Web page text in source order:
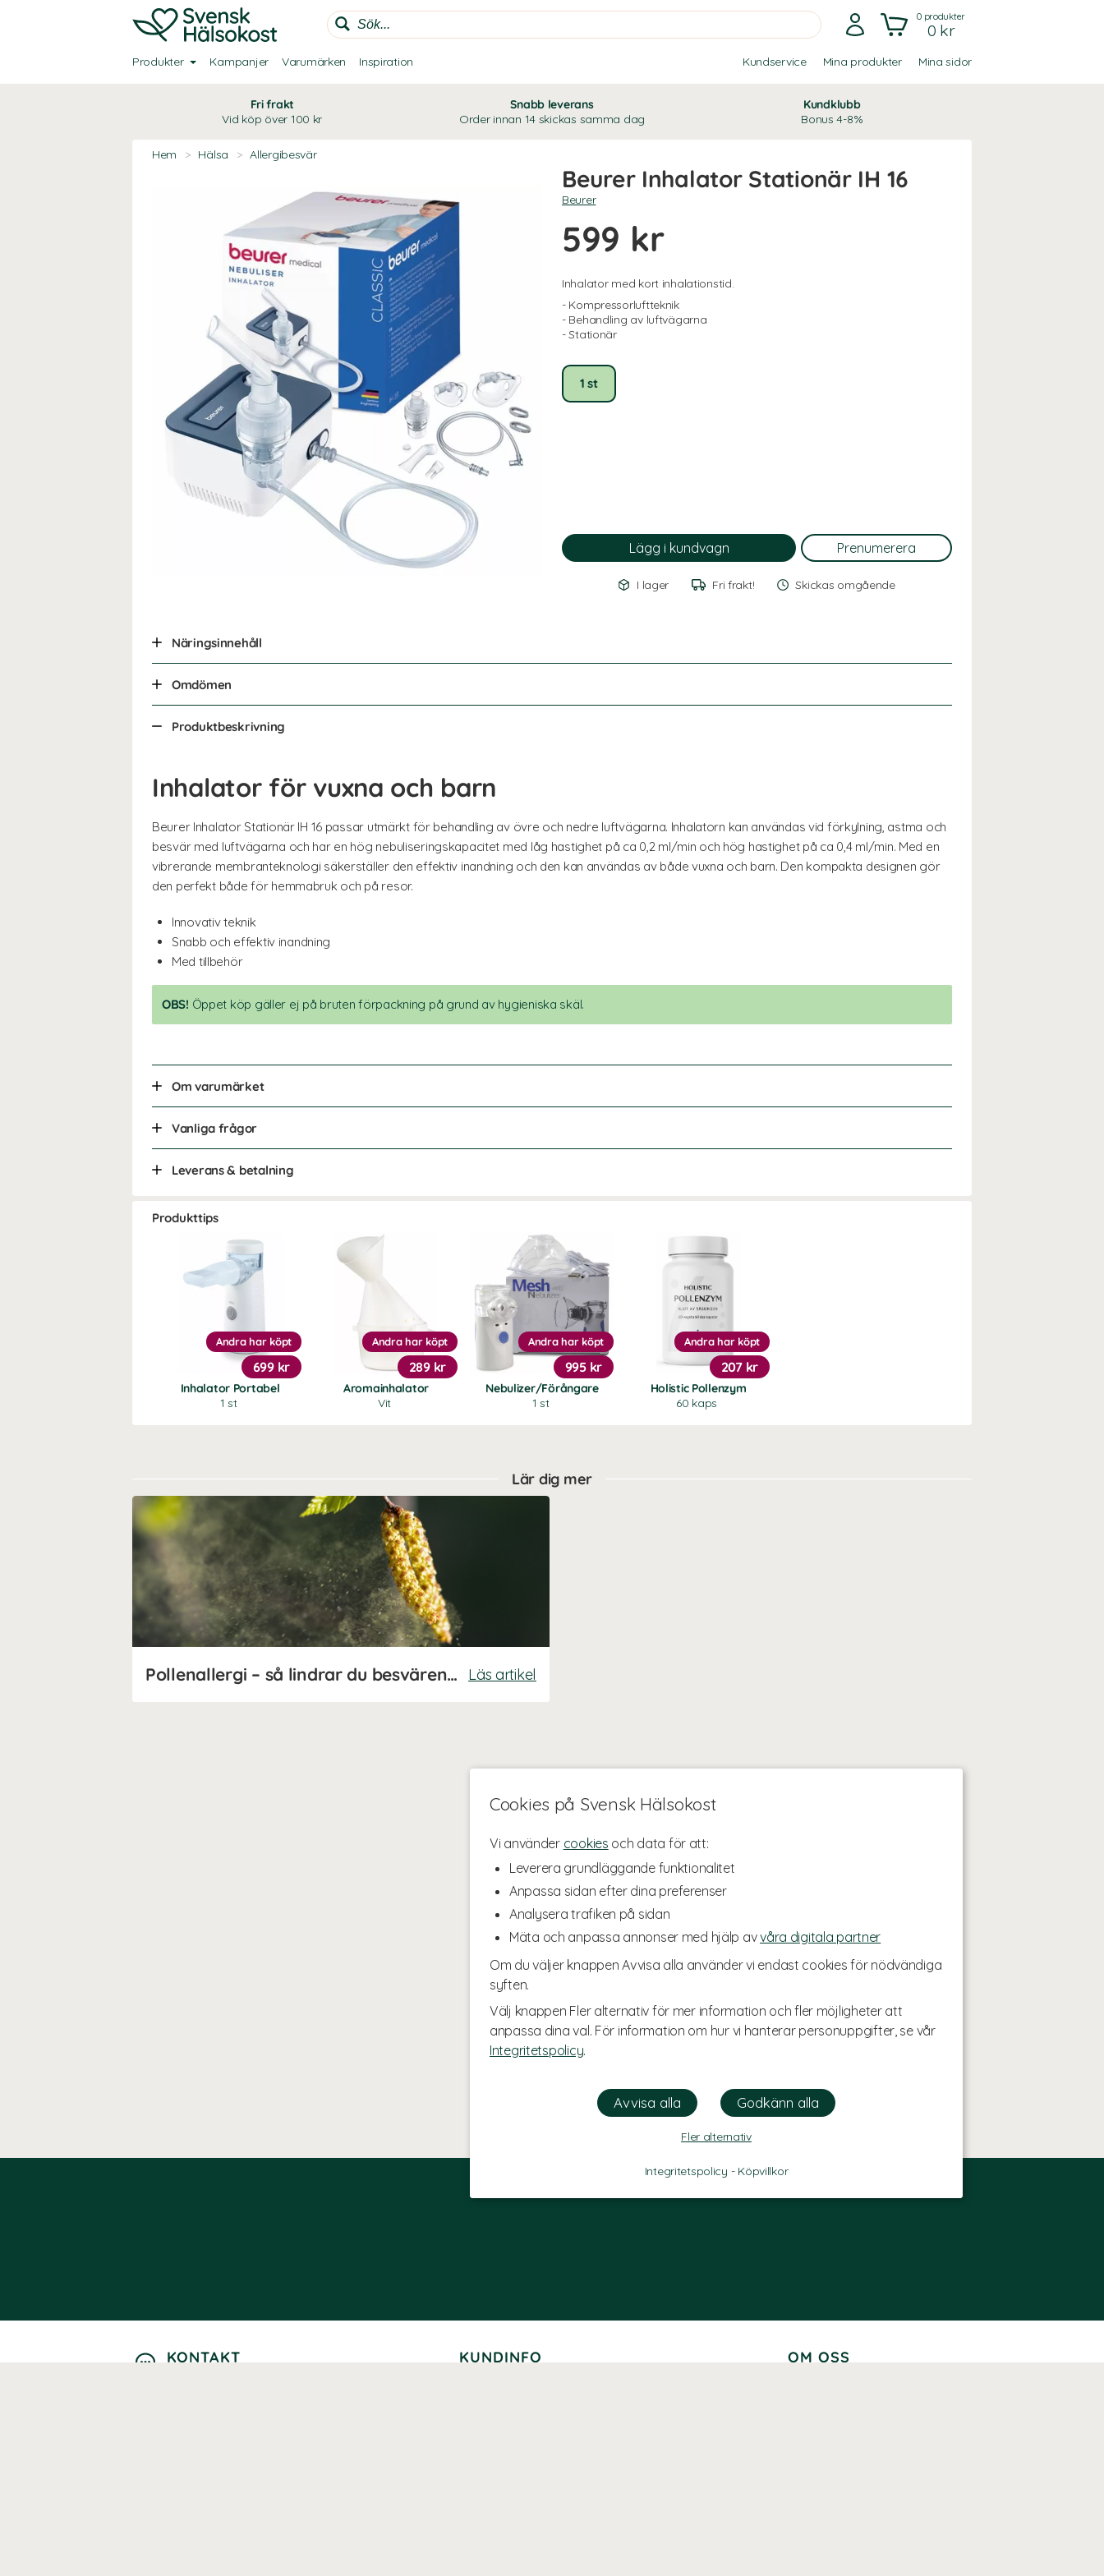
Cookies på Svensk Hälsokost
Vi använder cookies och data för att:
Leverera grundläggande funktionalitet
Anpassa sidan efter dina preferenser
Analysera trafiken på sidan
Mäta och anpassa annonser med hjälp avvåra digitala partner
Om du väljer knappen Avvisa alla använder vi endast cookies för nödvändiga
syften.
Välj knappen Fler alternativ för mer information och fler möjligheter att
anpassa dina val. För information om hur vi hanterar personuppgifter, se vår
Integritetspolicy.
Fler alternativ
Integritetspolicy - Köpvillkor
0produkter
0 kr
Produkter Kampanjer Varumärken Inspiration Kundservice Mina produkter Mina sidor
Fri frakt
Vid köp över 100 kr
Snabb leverans
Order innan 14 skickas samma dag
Kundklubb
Bonus 4-8%
Hem > Hälsa > Allergibesvär
Beurer Inhalator Stationär IH 16
Beurer
599 kr
Inhalator med kort inhalationstid.
- Kompressorluftteknik
- Behandling av luftvägarna
- Stationär
1 st
I lager Fri frakt! Skickas omgående
Näringsinnehåll
Omdömen
Produktbeskrivning
Inhalator för vuxna och barn
Beurer Inhalator Stationär IH 16 passar utmärkt för behandling av övre och nedre luftvägarna. Inhalatorn kan användas vid förkylning, astma och
besvär med luftvägarna och har en hög nebuliseringskapacitet med låg hastighet på ca 0,2 ml/min och hög hastighet på ca 0,4 ml/min. Med en
vibrerande membranteknologi säkerställer den effektiv inandning och den kan användas av både vuxna och barn. Den kompakta designen gör
den perfekt både för hemmabruk och på resor.
Innovativ teknik
Snabb och effektiv inandning
Med tillbehör
OBS! Öppet köp gäller ej på bruten förpackning på grund av hygieniska skäl.
Om varumärket
Vanliga frågor
Leverans & betalning
Produkttips
Inhalator Portabel
1 st
Andra har köpt
699 kr
Aromainhalator
Vit
Andra har köpt
289 kr
Nebulizer/Förångare
1 st
Andra har köpt
995 kr
Holistic Pollenzym
60 kaps
Andra har köpt
207 kr
Lär dig mer
Pollenallergi – så lindrar du besvären naturligt Läs artikel
KONTAKT KUNDINFO OM OSS